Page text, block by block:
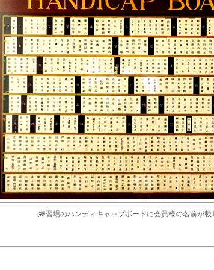
練習場のハンディキャップボードに会員様の名前が載